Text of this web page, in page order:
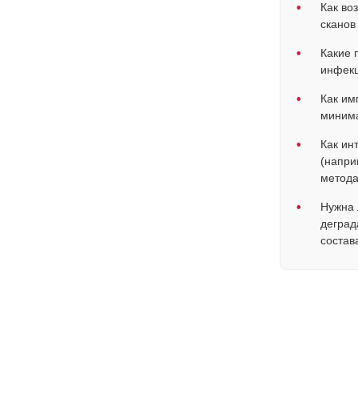
•
Как
•
Какие
•
Как
•
Как
•
Нужна